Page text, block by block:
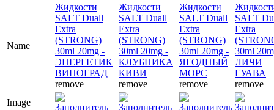
Name
Жидкости
SALT Duall
Extra
(STRONG)
30ml 20mg -
ЭНЕРГЕТИК
ВИНОГРАД
remove
Жидкости
SALT Duall
Extra
(STRONG)
30ml 20mg -
КЛУБНИКА
КИВИ
remove
Жидкости
SALT Duall
Extra
(STRONG)
30ml 20mg -
ЯГОДНЫЙ
МОРС
remove
SALT
Extra
30ml
ЛИЧИ
ГУАВА
remove
Image